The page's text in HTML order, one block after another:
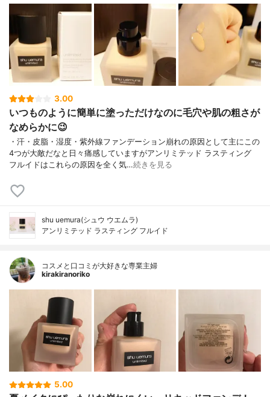
3.00
いつものように簡単に塗っただけなのに毛穴や肌の粗さが
なめらかに😉
・汗・皮脂・湿度・紫外線ファンデーション崩れの原因として主にこの
4つが大敵だなと日々痛感していますがアンリミテッド ラスティング
フルイドはこれらの原因を全く気…続きを見る
shu uemura(シュウ ウエムラ)
アンリミテッド ラスティング フルイド
コスメと口コミが大好きな専業主婦
kirakiranoriko
5.00